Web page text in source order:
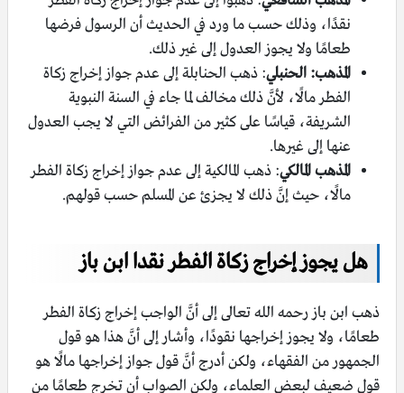
نقدًا، وذلك حسب ما ورد في الحديث أن الرسول فرضها
طعامًا ولا يجوز العدول إلى غير ذلك.
المذهب: الحنبلي: ذهب الحنابلة إلى عدم جواز إخراج زكاة
الفطر مالًا، لأنَّ ذلك مخالف لما جاء في السنة النبوية
الشريفة، قياسًا على كثير من الفرائض التي لا يجب العدول
عنها إلى غيرها.
المذهب المالكي: ذهب المالكية إلى عدم جواز إخراج زكاة الفطر
مالًا، حيث إنَّ ذلك لا يجزئ عن المسلم حسب قولهم.
هل يجوز إخراج زكاة الفطر نقدا ابن باز
ذهب ابن باز رحمه الله تعالى إلى أنَّ الواجب إخراج زكاة الفطر
طعامًا، ولا يجوز إخراجها نقودًا، وأشار إلى أنَّ هذا هو قول
الجمهور من الفقهاء، ولكن أدرج أنَّ قول جواز إخراجها مالًا هو
قول ضعيف لبعض العلماء، ولكن الصواب أن تخرج طعامًا من